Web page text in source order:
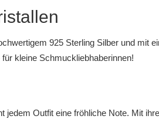
925 Sterling Silber und mit
kleine Schmuckliebhaberinnen!
jedem Outfit eine fröhliche Note. Mit